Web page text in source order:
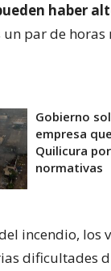
haber
un par de
Gobierno
empresa
Quilicura
normativas
incendio, los
dificultades